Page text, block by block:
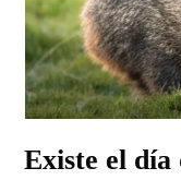
Existe el día